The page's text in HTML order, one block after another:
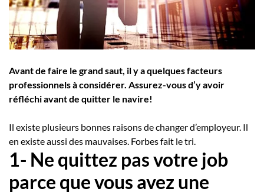
Avant de faire le grand saut, il y a quelques facteurs
professionnels à considérer. Assurez-vous d’y avoir
réfléchi avant de quitter le navire!
Il existe plusieurs bonnes raisons de changer d’employeur. Il
en existe aussi des mauvaises. Forbes fait le tri.
1- Ne quittez pas votre job
parce que vous avez une